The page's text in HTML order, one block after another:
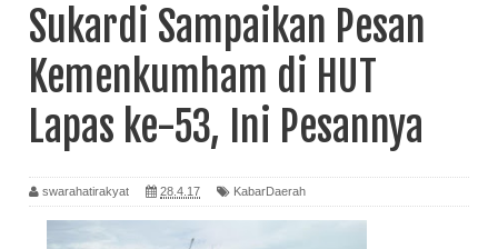
Sukardi Sampaikan Pesan
Kemenkumham di HUT
Lapas ke-53, Ini Pesannya
swarahatirakyat 28.4.17 KabarDaerah